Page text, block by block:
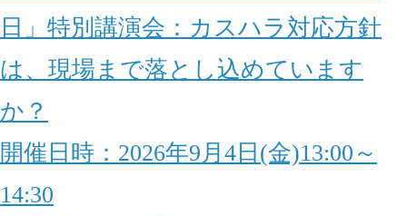
日」特別講演会：カスハラ対応方針
は、現場まで落とし込めています
か？
開催日時：2026年9月4日(金)13:00～
14:30